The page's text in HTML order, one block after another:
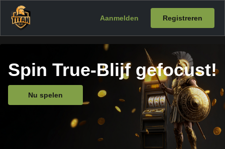
Aanmelden Registreren
Spin True-Blijf gefocust!
Nu spelen